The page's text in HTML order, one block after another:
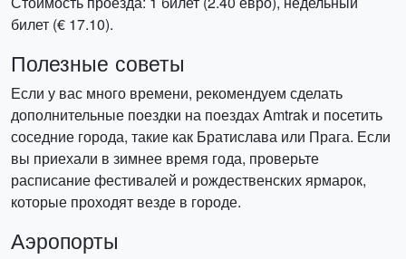
билет (€ 17.10).
Полезные советы
Если у вас много времени, рекомендуем сделать
дополнительные поездки на поездах Amtrak и посетить
соседние города, такие как Братислава или Прага. Если
вы приехали в зимнее время года, проверьте
расписание фестивалей и рождественских ярмарок,
которые проходят везде в городе.
Аэропорты